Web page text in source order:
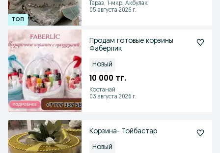
Тараз, 1-мкр. Акбулак
05 августа 2026 г.
Продам готовые корзины
Фаберлик
Новый
10 000 тг.
Костанай
03 августа 2026 г.
Корзина- Тойбастар
Новый